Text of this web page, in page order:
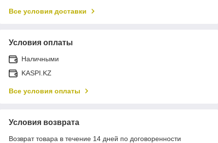
Все условия доставки
Условия оплаты
Наличными
KASPI.KZ
Все условия оплаты
Условия возврата
Возврат товара в течение 14 дней по договоренности